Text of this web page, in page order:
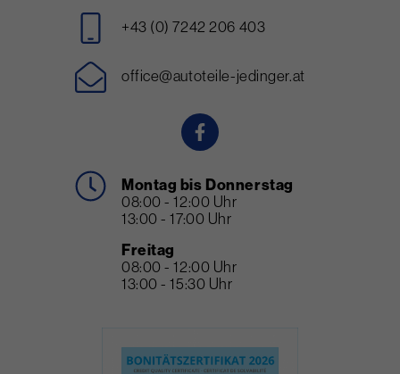
+43 (0) 7242 206 403
office@autoteile-jedinger.at
Montag bis Donnerstag
08:00 - 12:00 Uhr
13:00 - 17:00 Uhr
Freitag
08:00 - 12:00 Uhr
13:00 - 15:30 Uhr